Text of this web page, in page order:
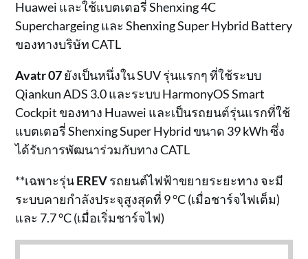
Huawei และใช้แบตเตอรี่ Shenxing 4C
Superchargeing และ Shenxing Super Hybrid Battery
ของทางบริษัท CATL
Avatr 07ยังเป็นหนึ่งใน SUV รุ่นแรกๆ ที่ใช้ระบบ
Qiankun ADS 3.0 และระบบ HarmonyOS Smart
Cockpit ของทาง Huawei และเป็นรถยนต์รุ่นแรกที่ใช้
แบตเตอรี่ Shenxing Super Hybrid ขนาด 39 kWh ซึ่ง
ได้รับการพัฒนาร่วมกับทาง CATL
**เฉพาะรุ่นEREVรถยนต์ไฟฟ้าขยายระยะทาง จะมี
ระบบคายกำลังประจุสูงสุดที่ 9 °C (เมื่อชาร์จไฟเต็ม)
และ 7.7 °C (เมื่อเริ่มชาร์จไฟ)